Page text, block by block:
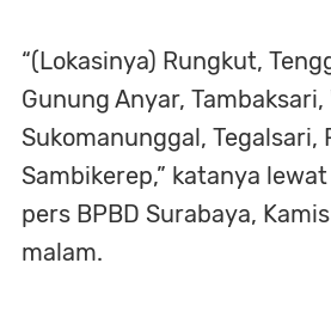
“(Lokasinya) Rungkut,
Gunung Anyar, Tambaksari,
Sukomanunggal, Tegalsari,
Sambikerep,” katanya
pers BPBD Surabaya,
malam.